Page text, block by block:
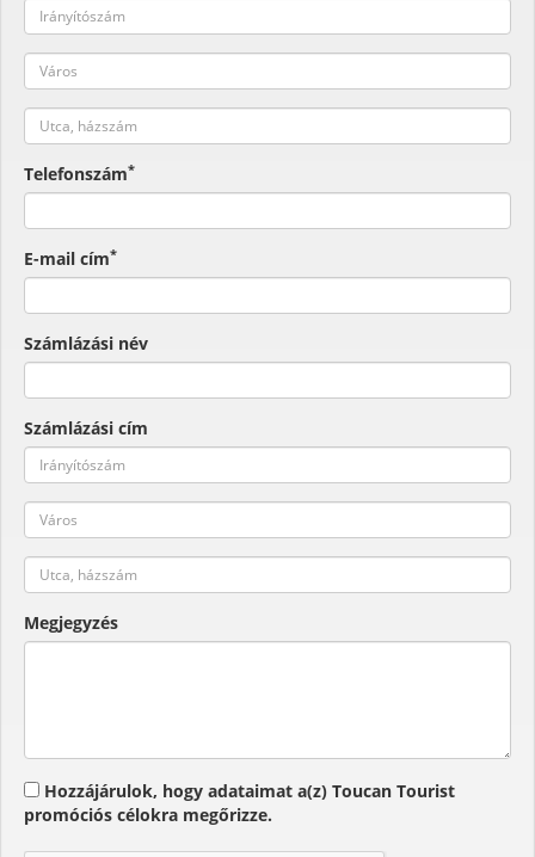
Telefonszám*
E-mail cím*
Számlázási név
Számlázási cím
Megjegyzés
Hozzájárulok, hogy adataimat a(z) Toucan Tourist
promóciós célokra megőrizze.